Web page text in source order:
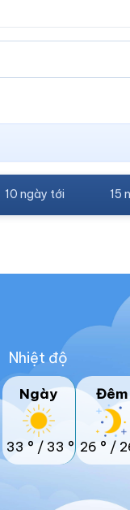
10 ngày tới 15
Nhiệt độ
Ngày
33 ° / 33 °
Đêm
26 ° /